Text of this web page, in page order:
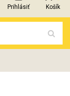
Prihlásiť Košík